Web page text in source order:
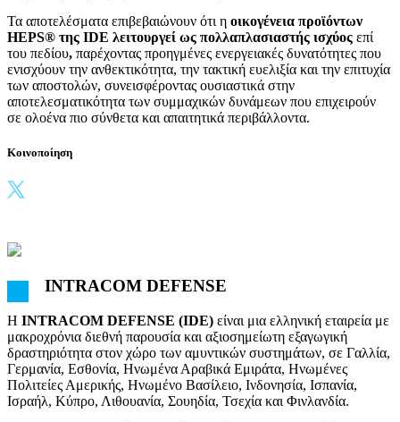
Τα αποτελέσματα επιβεβαιώνουν ότι η οικογένεια προϊόντων
HEPS® της IDE λειτουργεί ως πολλαπλασιαστής ισχύος επί
του πεδίου, παρέχοντας προηγμένες ενεργειακές δυνατότητες που
ενισχύουν την ανθεκτικότητα, την τακτική ευελιξία και την επιτυχία
των αποστολών, συνεισφέροντας ουσιαστικά στην
αποτελεσματικότητα των συμμαχικών δυνάμεων που επιχειρούν
σε ολοένα πιο σύνθετα και απαιτητικά περιβάλλοντα.
Κοινοποίηση
INTRACOM DEFENSE
Η INTRACOM DEFENSE (IDE) είναι μια ελληνική εταιρεία με
μακροχρόνια διεθνή παρουσία και αξιοσημείωτη εξαγωγική
δραστηριότητα στον χώρο των αμυντικών συστημάτων, σε Γαλλία,
Γερμανία, Εσθονία, Ηνωμένα Αραβικά Εμιράτα, Ηνωμένες
Πολιτείες Αμερικής, Ηνωμένο Βασίλειο, Ινδονησία, Ισπανία,
Ισραήλ, Κύπρο, Λιθουανία, Σουηδία, Τσεχία και Φινλανδία.